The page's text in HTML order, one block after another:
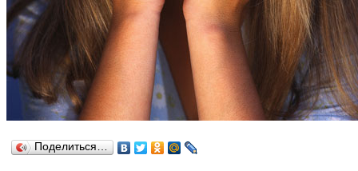
Поделиться…